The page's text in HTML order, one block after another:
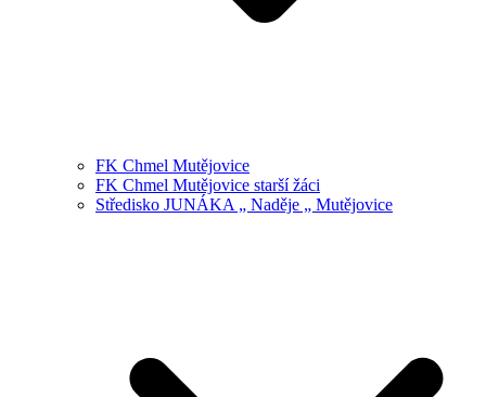
FK Chmel Mutějovice
FK Chmel Mutějovice starší žáci
Středisko JUNÁKA „ Naděje „ Mutějovice